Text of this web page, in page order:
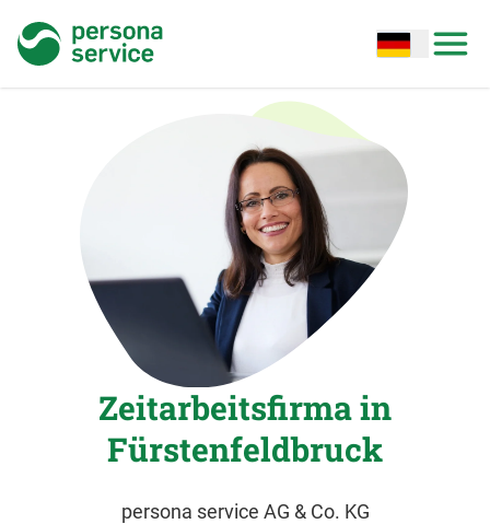
persona service Open options
Zeitarbeitsfirma in
Fürstenfeldbruck
persona service AG & Co. KG